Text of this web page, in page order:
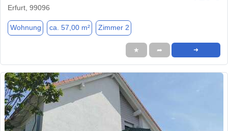
Erfurt, 99096
Wohnung ca. 57,00 m² Zimmer 2
★ ➦ ➜